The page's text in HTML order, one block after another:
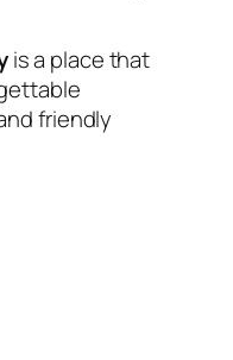
is a place that
friendly